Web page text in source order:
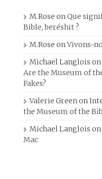
M.Rose onQue
Bible, beréshit ?
M.Rose onVivons-
Michael Langlois on
Are the Museum of
Fakes?
Valerie Greenon
the Museum of the
Michael Langlois on
Mac